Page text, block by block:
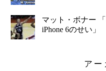
マット・ボナー
iPhone 6のせい」
アー